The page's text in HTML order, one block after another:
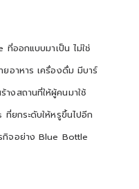
ออกแบบมาเป็น ไม่ใช่
อาหาร เครื่องดื่ม มีบาร์
งสถานที่ให้ผู้คนมาใช้
ยกระดับให้หรูขึ้นไปอีก
กิจอย่าง Blue Bottle